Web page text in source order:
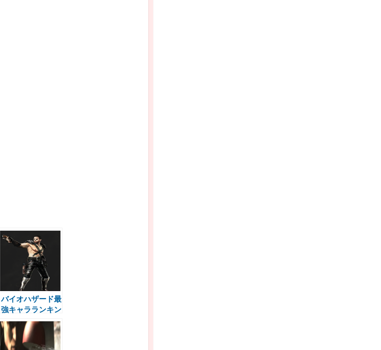
バイオハザード最
強キャラランキン
グを考察してみた
No1